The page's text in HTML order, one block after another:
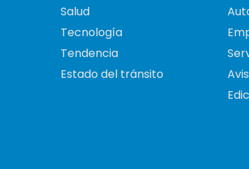
Salud
Tecnología
Tendencia
Estado del tránsito